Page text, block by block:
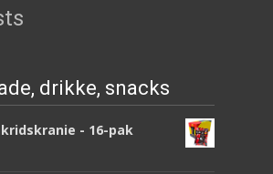
drikke, snacks
- 16-pak